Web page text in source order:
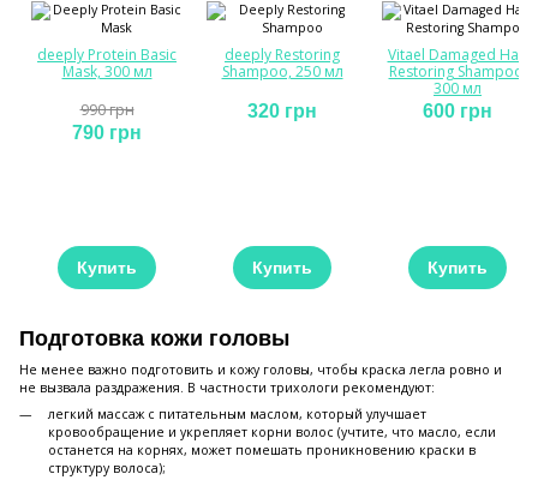
deeply Protein Basic
Mask, 300 мл
990 грн
790 грн
Купить
deeply Restoring
Shampoo, 250 мл
320 грн
Купить
Vitael Damaged Hair
Restoring Shampoo,
300 мл
600 грн
Купить
Подготовка кожи головы
Не менее важно подготовить и кожу головы, чтобы краска легла ровно и
не вызвала раздражения. В частности трихологи рекомендуют:
легкий массаж с питательным маслом, который улучшает
кровообращение и укрепляет корни волос (учтите, что масло, если
останется на корнях, может помешать проникновению краски в
структуру волоса);